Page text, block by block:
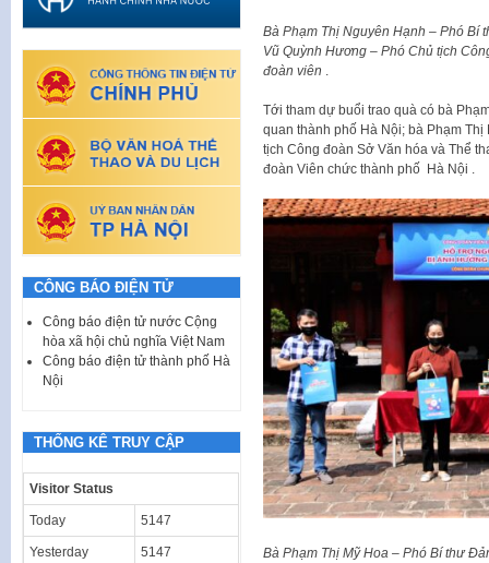
Bà Phạm Thị Nguyên Hạnh – Phó Bí
Vũ Quỳnh Hương – Phó Chủ tịch
đoàn viên
Tới tham dự buổi trao quà có bà
quan thành phố Hà Nội; bà Phạm
tịch Công đoàn Sở Văn hóa và Thể
đoàn Viên chức thành phố Hà Nội .
Bà Phạm Thị Mỹ Hoa – Phó Bí thư
CÔNG BÁO ĐIỆN TỬ
Công báo điện tử nước Cộng
hòa xã hội chủ nghĩa Việt Nam
Công báo điện tử thành phố Hà
Nội
THỐNG KÊ TRUY CẬP
Visitor Status
Today 5147
Yesterday 5147